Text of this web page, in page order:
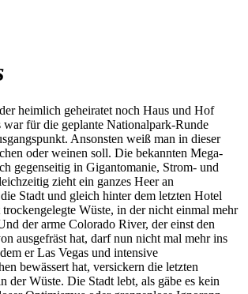
heimlich geheiratet noch Haus und Hof
war für die geplante Nationalpark-Runde
Ansonsten weiß man in dieser
oder weinen soll. Die bekannten Mega-
gegenseitig in Gigantomanie, Strom- und
zieht ein ganzes Heer an
Stadt und gleich hinter dem letzten Hotel
Wüste, in der nicht einmal mehr
der arme Colorado River, der einst den
ausgefräst hat, darf nun nicht mal mehr ins
er Las Vegas und intensive
bewässert hat, versickern die letzten
der Wüste. Die Stadt lebt, als gäbe es kein